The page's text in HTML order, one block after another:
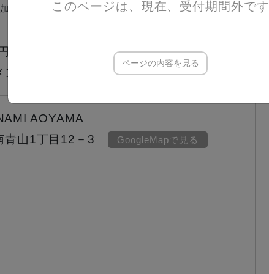
Google Mac (iOS)
ンバー価格：3500円
AOYAMA
青山1丁目12－3
GoogleMapで見る
このページは、現在、受付期間外です
ページの内容を見る